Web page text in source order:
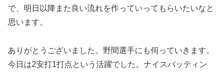
で、明日以降また良い流れを作っていってもらいたいなと
思います。
ありがとうございました。野間選手にも伺っていきます。
今日は2安打1打点という活躍でした。ナイスバッティン